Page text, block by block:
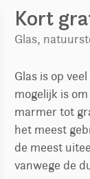
Kort
Glas,
Glas is op
mogelijk is
marmer tot
het meest
de meest
vanwege de